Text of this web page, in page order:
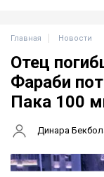
Главная Новости
Отец
Фараби
Пака 100
Динара